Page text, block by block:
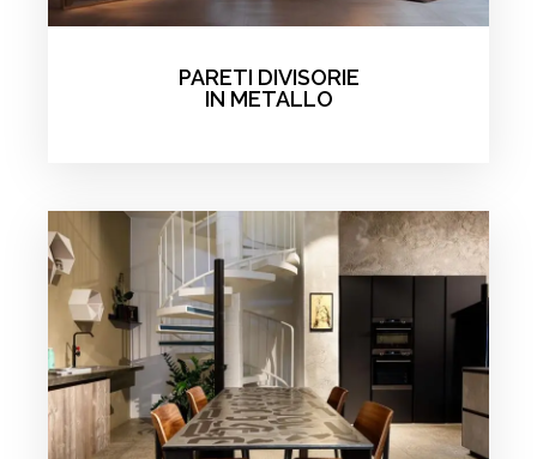
PARETI DIVISORIE
IN METALLO